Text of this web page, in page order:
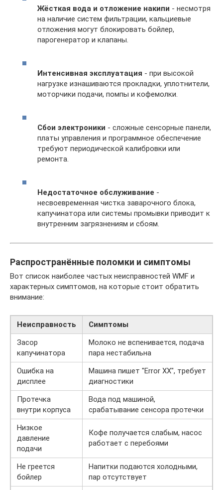
Жёсткая вода и отложение накипи - несмотря
на наличие систем фильтрации, кальциевые
отложения могут блокировать бойлер,
парогенератор и клапаны.
Интенсивная эксплуатация - при высокой
нагрузке изнашиваются прокладки, уплотнители,
моторчики подачи, помпы и кофемолки.
Сбои электроники - сложные сенсорные панели,
платы управления и программное обеспечение
требуют периодической калибровки или
ремонта.
Недостаточное обслуживание -
несвоевременная чистка заварочного блока,
капучинатора или системы промывки приводит к
внутренним загрязнениям и сбоям.
Распространённые поломки и симптомы
Вот список наиболее частых неисправностей WMF и
характерных симптомов, на которые стоит обратить
внимание:
Неисправность
Симптомы
Засор
капучинатора
Молоко не вспенивается, подача
пара нестабильна
Ошибка на
дисплее
Машина пишет "Error XX", требует
диагностики
Протечка
внутри корпуса
Вода под машиной,
срабатывание сенсора протечки
Низкое
давление
подачи
Кофе получается слабым, насос
работает с перебоями
Не греется
бойлер
Напитки подаются холодными,
пар отсутствует